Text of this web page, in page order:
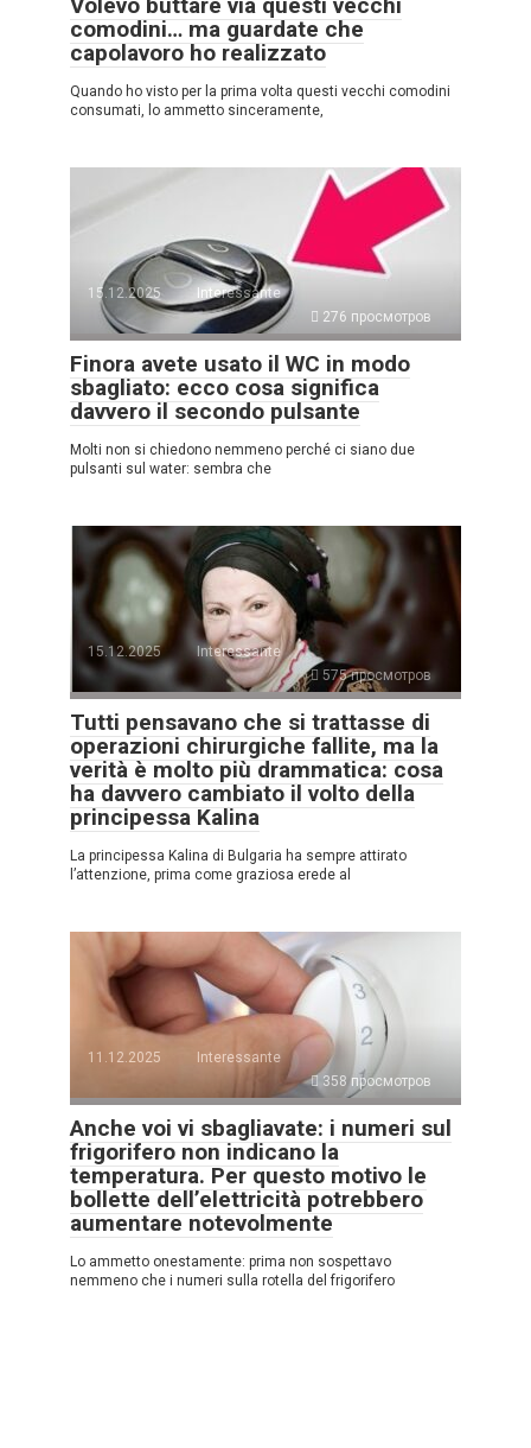
comodini… ma guardate che
capolavoro ho realizzato
Quando ho visto per la prima volta questi vecchi comodini
consumati, lo ammetto sinceramente,
15.12.2025
Interessante
276 просмотров
Finora avete usato il WC in modo
sbagliato: ecco cosa significa
davvero il secondo pulsante
Molti non si chiedono nemmeno perché ci siano due
pulsanti sul water: sembra che
15.12.2025
Interessante
575 просмотров
Tutti pensavano che si trattasse di
operazioni chirurgiche fallite, ma la
verità è molto più drammatica: cosa
ha davvero cambiato il volto della
principessa Kalina
La principessa Kalina di Bulgaria ha sempre attirato
l’attenzione, prima come graziosa erede al
11.12.2025
Interessante
358 просмотров
Anche voi vi sbagliavate: i numeri sul
frigorifero non indicano la
temperatura. Per questo motivo le
bollette dell’elettricità potrebbero
aumentare notevolmente
Lo ammetto onestamente: prima non sospettavo
nemmeno che i numeri sulla rotella del frigorifero